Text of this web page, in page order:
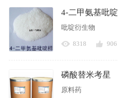
4-二甲氨基吡啶
吡啶衍生物
8318 906
磷酸替米考星
原料药